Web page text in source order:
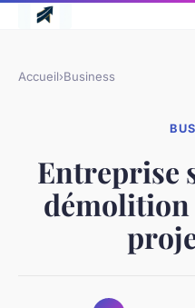
Accueil›Business
Entreprise
démolition